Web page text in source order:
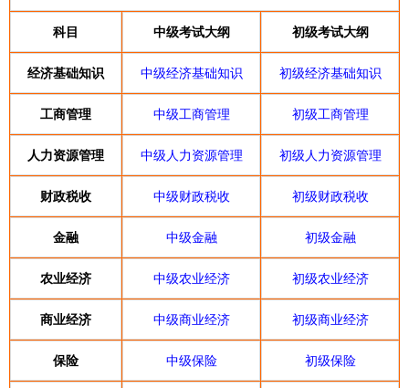
科目 中级考试大纲 初级考试大纲
经济基础知识 中级经济基础知识 初级经济基础知识
工商管理 中级工商管理 初级工商管理
人力资源管理 中级人力资源管理 初级人力资源管理
财政税收 中级财政税收 初级财政税收
金融 中级金融 初级金融
农业经济 中级农业经济 初级农业经济
商业经济 中级商业经济 初级商业经济
保险 中级保险 初级保险